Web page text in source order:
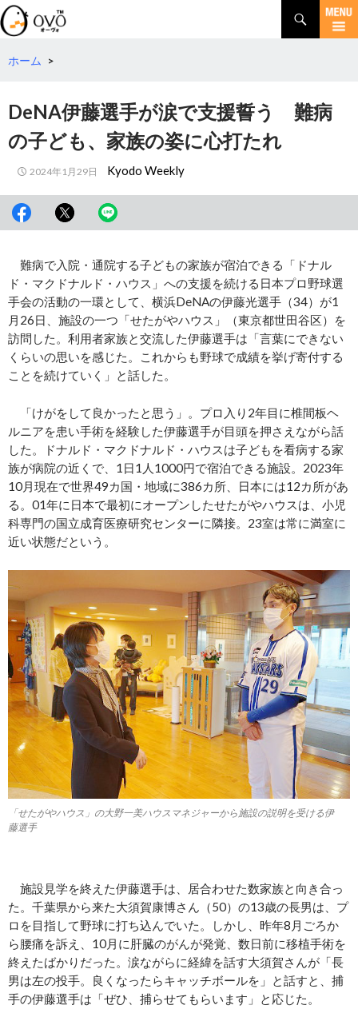
検
索
コ
テ
動
ホーム >
DeNA伊藤選手が涙で支援誓う 難病
の子ども、家族の姿に心打たれ
2024年1月29日 Kyodo Weekly
難病で入院・通院する子どもの家族が宿泊できる「ドナル
ド・マクドナルド・ハウス」への支援を続ける日本プロ野球選
手会の活動の一環として、横浜DeNAの伊藤光選手（34）が1
月26日、施設の一つ「せたがやハウス」（東京都世田谷区）を
訪問した。利用者家族と交流した伊藤選手は「言葉にできない
くらいの思いを感じた。これからも野球で成績を挙げ寄付する
ことを続けていく」と話した。
「けがをして良かったと思う」。プロ入り2年目に椎間板ヘ
ルニアを患い手術を経験した伊藤選手が目頭を押さえながら話
した。ドナルド・マクドナルド・ハウスは子どもを看病する家
族が病院の近くで、1日1人1000円で宿泊できる施設。2023年
10月現在で世界49カ国・地域に386カ所、日本には12カ所があ
る。01年に日本で最初にオープンしたせたがやハウスは、小児
科専門の国立成育医療研究センターに隣接。23室は常に満室に
近い状態だという。
「せたがやハウス」の大野一美ハウスマネジャーから施設の説明を受ける伊
藤選手
施設見学を終えた伊藤選手は、居合わせた数家族と向き合っ
た。千葉県から来た大須賀康博さん（50）の13歳の長男は、プ
ロを目指して野球に打ち込んでいた。しかし、昨年8月ごろか
ら腰痛を訴え、10月に肝臓のがんが発覚、数日前に移植手術を
終えたばかりだった。涙ながらに経緯を話す大須賀さんが「長
男は左の投手。良くなったらキャッチボールを」と話すと、捕
手の伊藤選手は「ぜひ、捕らせてもらいます」と応じた。